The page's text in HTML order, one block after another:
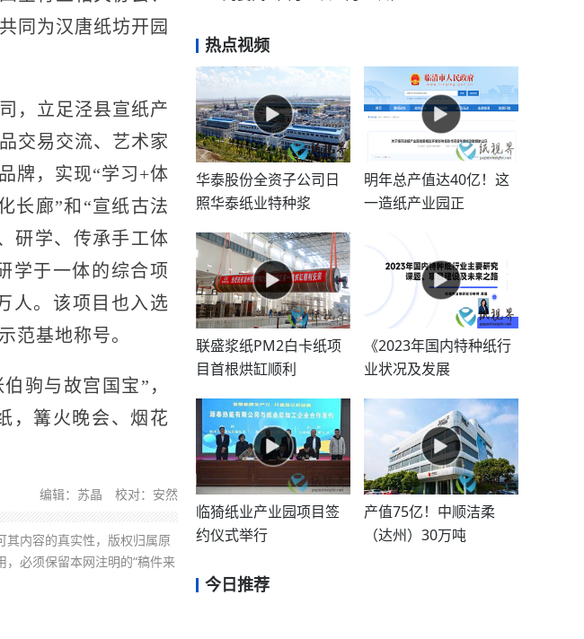
同为汉唐纸坊开园
，立足泾县宣纸产
交易交流、艺术家
牌，实现“学习+体
长廊”和“宣纸古法
研学、传承手工体
学于一体的综合项
人。该项目也入选
范基地称号。
与故宫国宝”，
，篝火晚会、烟花
编辑：苏晶 校对：安然
其内容的真实性，版权归属原
必须保留本网注明的“稿件来
热点视频
华泰股份全资子公司日
照华泰纸业特种浆
明年总产值达40亿！这
一造纸产业园正
联盛浆纸PM2白卡纸项
目首根烘缸顺利
《2023年国内特种纸行
业状况及发展
临猗纸业产业园项目签
约仪式举行
产值75亿！中顺洁柔
（达州）30万吨
今日推荐